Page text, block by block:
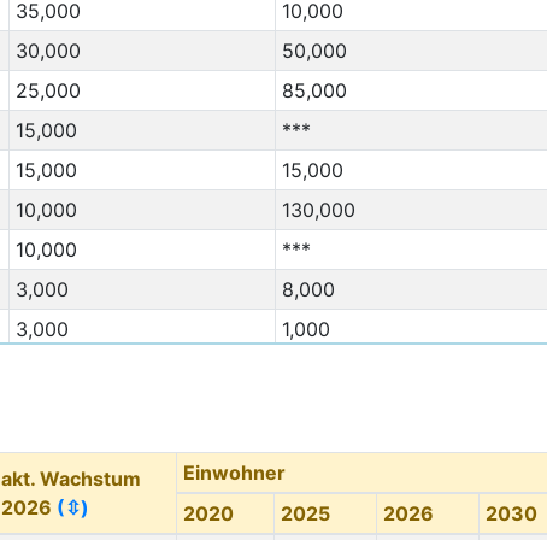
35,000
10,000
30,000
50,000
25,000
85,000
15,000
***
15,000
15,000
10,000
130,000
10,000
***
3,000
8,000
3,000
1,000
3,000
20,000
2,000
1,000
2,000 ***
akt. Wachstum
2026 (⇳)
Einwohner
2020
2025 2026 2030